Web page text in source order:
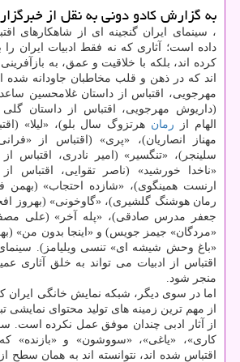
به گزارش کادو دونی به نقل از
، سینمای ایران گنجینه ای از شاهکارهای
داده است؛ آثاری که نه فقط ادبیات ایران را
کرده اند، بلکه با خلاقیت و عمق، به
اند که در ذهن و قلب مخاطبان جاودانه شده
مهرجویی، اقتباس از داستان غلامحسین
(داریوش مهرجویی، اقتباس از داستان گلی
الهام از رمان هرتزوگ سال بلو)، «لیلا»
مهناز انصاریان)، «پری» (اقتباس از
سلینجر)، «تنگسیر» (امیر نادری، اقتباس
«ناخدا خورشید» (ناصر تقوایی، اقتباس
ارنست همینگوی)، «شازده احتجاب» (بهمن
رمان هوشنگ گلشیری)، «گاوخونی» (بهروز
جعفر مدرس صادقی)، «پله آخر» (علی
«مردگان» جیمز جویس) و «اینجا بدون من»
«باغ وحش شیشه ای» تنسی ویلیامز).
اقتباس از ادبیات می تواند به خلق آثاری
منجر شود.
اما در سوی دیگر، شبکه نمایش خانگی ایران
از مهم ترین زمینه های تولید محتوای نمایشی
از آثار ادبی چندان موفق عمل نکرده است.
کاری»، «یاغی»، «سووشون» و «بازنده»
اقتباس شده اند، نتوانسته اند به همان سطح